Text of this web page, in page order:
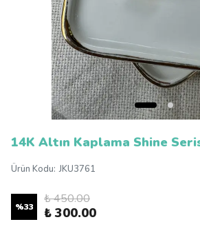
14K Altın Kaplama Shine
Ürün Kodu: JKU3761
%33
₺ 450.00
₺ 300.00